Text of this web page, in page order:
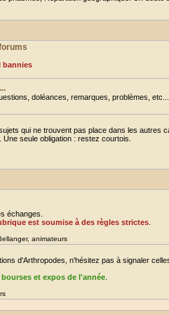
bannies
doléances, remarques, problèmes,
qui ne trouvent pas place dans les autres
seule obligation : restez courtois.
échanges.
est soumise à des règles strictes
, animateurs
d'Arthropodes, n'hésitez pas à signaler
et expos de l'année